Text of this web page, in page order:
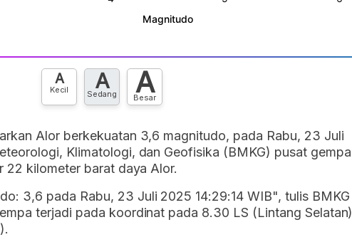
A
Kecil A
Sedang A
Besar
Alor berkekuatan 3,6 magnitudo, pada Rabu, 23 Juli
Klimatologi, dan Geofisika (BMKG) pusat gempa
22 kilometer barat daya Alor.
3,6 pada Rabu, 23 Juli 2025 14:29:14 WIB", tulis BMKG
terjadi pada koordinat pada 8.30 LS (Lintang Selatan)